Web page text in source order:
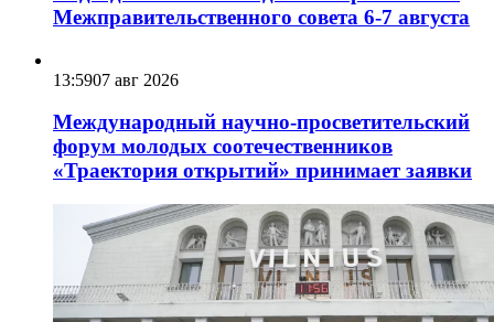
Межправительственного совета 6-7 августа
13:5907 авг 2026
Международный научно-просветительский
форум молодых соотечественников
«Траектория открытий» принимает заявки